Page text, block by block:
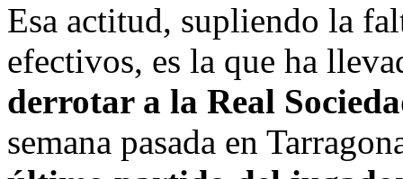
Esa actitud, supliendo la
efectivos, es la que ha
derrotar a la Real
semana pasada en